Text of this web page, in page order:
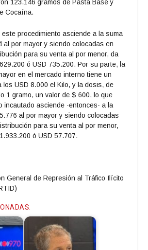
123.146 gramos de Pasta Base y
Cocaína.
este procedimiento asciende a la suma
al por mayor y siendo colocadas en
para su venta al por menor, da
ó USD 735.200. Por su parte, la
en el mercado interno tiene un
los USD 8.000 el Kilo, y la dosis, de
1 gramo, un valor de $ 600, lo que
incautado asciende -entonces- a la
al por mayor y siendo colocadas
para su venta al por menor,
ó USD 57.707.
General de Represión al Tráfico Ilícito